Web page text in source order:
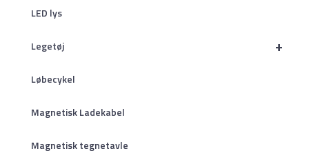
LED lys
+
Legetøj
Løbecykel
Magnetisk Ladekabel
Magnetisk tegnetavle